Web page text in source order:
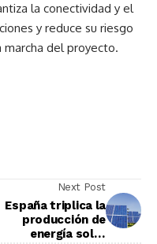
la conectividad y el
y reduce su riesgo
del proyecto.
Next Post
España triplica la
producción de
energía solar